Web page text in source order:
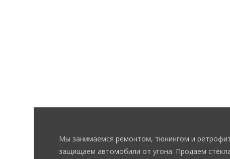
Мы занимаемся ремонтом, тюнингом и
защищаем автомобили от угона. Продаем